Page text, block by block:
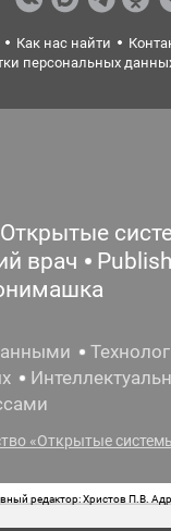
Как нас найти
персональных
Открытые
врач
Publish
«Открытые
редактор: Христов П.В.